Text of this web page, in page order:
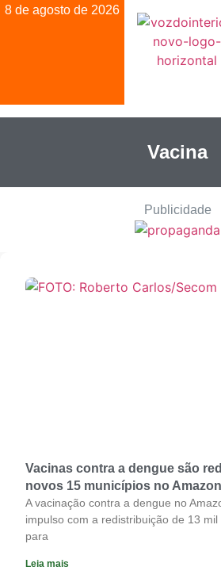
8 de agosto de 2026
Vacina
Publicidade
Vacinas contra a dengue são
novos 15 municípios no
A vacinação contra a dengue no
impulso com a redistribuição de 13
para
Leia mais